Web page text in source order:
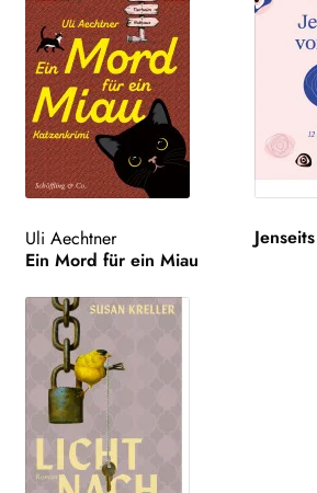
Uli Aechtner
Ein Mord für ein Miau